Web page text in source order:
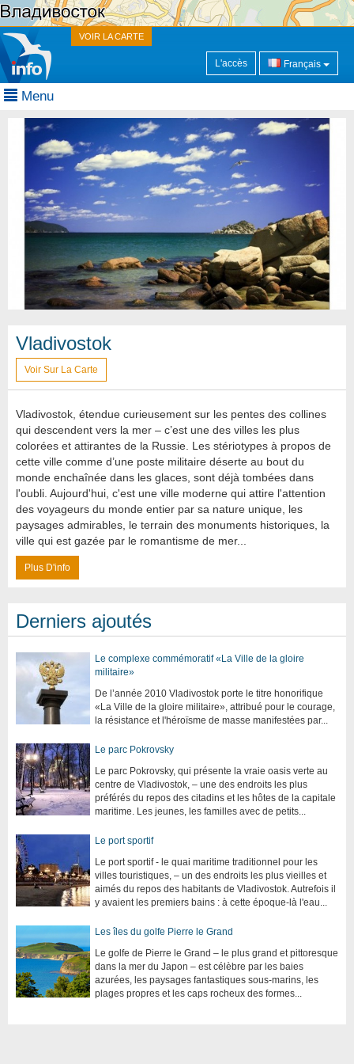
VOIR LA CARTE
L'accès Français
Menu
Vladivostok
Voir Sur La Carte
Vladivostok, étendue curieusement sur les pentes des collines
qui descendent vers la mer – c’est une des villes les plus
colorées et attirantes de la Russie. Les stériotypes à propos de
cette ville comme d’une poste militaire déserte au bout du
monde enchaînée dans les glaces, sont déjà tombées dans
l'oubli. Aujourd'hui, c'est une ville moderne qui attire l'attention
des voyageurs du monde entier par sa nature unique, les
paysages admirables, le terrain des monuments historiques, la
ville qui est gazée par le romantisme de mer...
Plus D'info
Derniers ajoutés
Le complexe commémoratif «La Ville de la gloire
militaire»
De l’année 2010 Vladivostok porte le titre honorifique
«La Ville de la gloire militaire», attribué pour le courage,
la résistance et l'héroïsme de masse manifestées par...
Le parc Pokrovsky
Le parc Pokrovsky, qui présente la vraie oasis verte au
centre de Vladivostok, – une des endroits les plus
préférés du repos des citadins et les hôtes de la capitale
maritime. Les jeunes, les familles avec de petits...
Le port sportif
Le port sportif - le quai maritime traditionnel pour les
villes touristiques, – un des endroits les plus vieilles et
aimés du repos des habitants de Vladivostok. Autrefois il
y avaient les premiers bains : à cette époque-là l'eau...
Les îles du golfe Pierre le Grand
Le golfe de Pierre le Grand – le plus grand et pittoresque
dans la mer du Japon – est célèbre par les baies
azurées, les paysages fantastiques sous-marins, les
plages propres et les caps rocheux des formes...